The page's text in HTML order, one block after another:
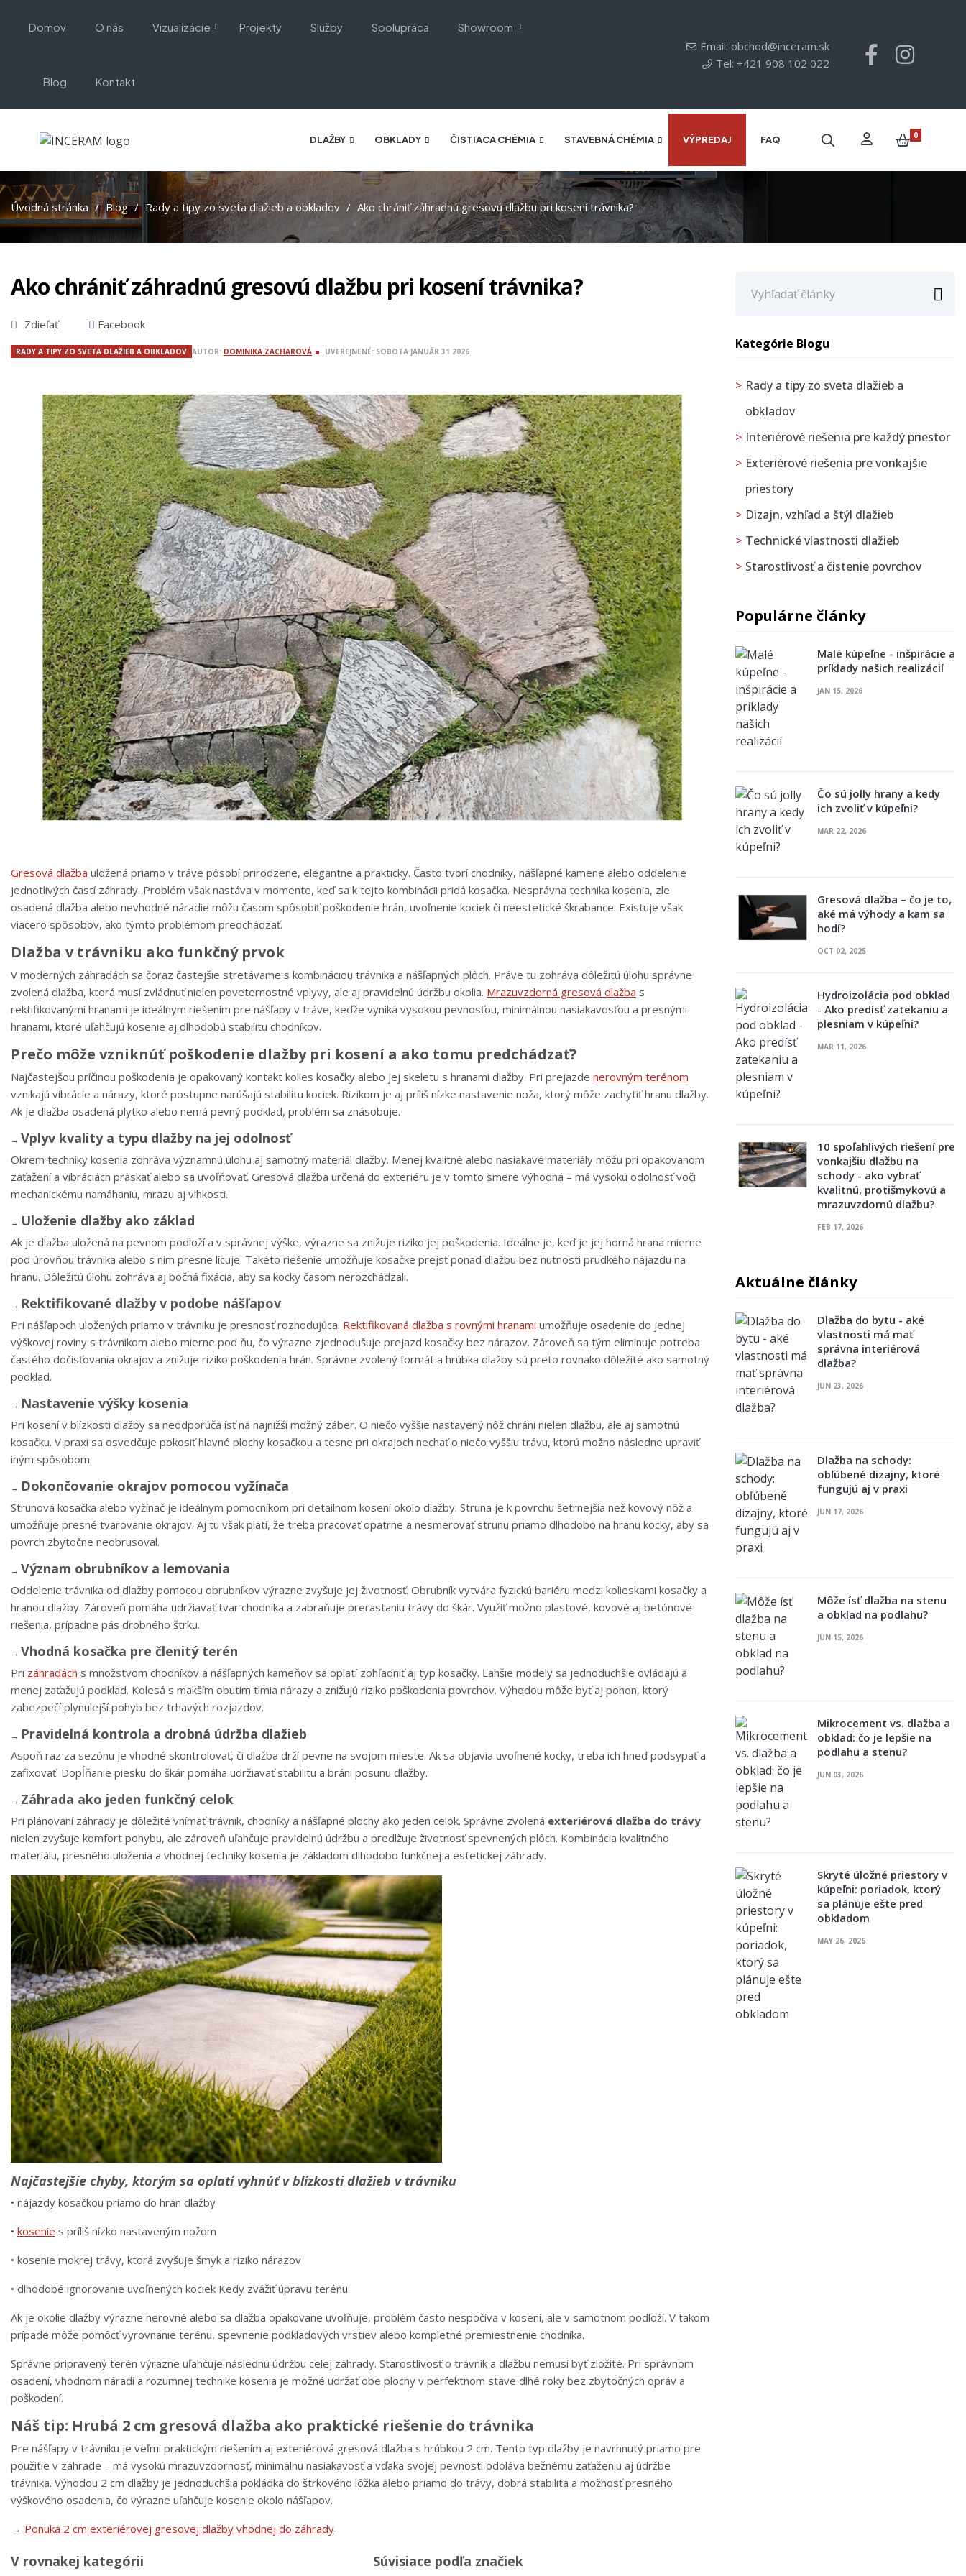
Domov O nás Vizualizácie Projekty Služby Spolupráca Showroom
Blog Kontakt
Email: obchod@inceram.sk
Tel: +421 908 102 022
DLAŽBY OBKLADY ČISTIACA CHÉMIA STAVEBNÁ CHÉMIA VÝPREDAJ FAQ 0
Úvodná stránka Blog Rady a tipy zo sveta dlažieb a obkladov Ako chrániť záhradnú gresovú dlažbu pri kosení trávnika?
Ako chrániť záhradnú gresovú dlažbu pri kosení trávnika?
Zdieľať Facebook
AUTOR: DOMINIKA ZACHAROVÁ
RADY A TIPY ZO SVETA DLAŽIEB A OBKLADOV UVEREJNENÉ: SOBOTA JANUÁR 31 2026
Gresová dlažba uložená priamo v tráve pôsobí prirodzene, elegantne a prakticky. Často tvorí chodníky, nášľapné kamene alebo oddelenie
jednotlivých častí záhrady. Problém však nastáva v momente, keď sa k tejto kombinácii pridá kosačka. Nesprávna technika kosenia, zle
osadená dlažba alebo nevhodné náradie môžu časom spôsobiť poškodenie hrán, uvoľnenie kociek či neestetické škrabance. Existuje však
viacero spôsobov, ako týmto problémom predchádzať.
Dlažba v trávniku ako funkčný prvok
V moderných záhradách sa čoraz častejšie stretávame s kombináciou trávnika a nášľapných plôch. Práve tu zohráva dôležitú úlohu správne
zvolená dlažba, ktorá musí zvládnuť nielen poveternostné vplyvy, ale aj pravidelnú údržbu okolia. Mrazuvzdorná gresová dlažba s
rektifikovanými hranami je ideálnym riešením pre nášľapy v tráve, keďže vyniká vysokou pevnosťou, minimálnou nasiakavosťou a presnými
hranami, ktoré uľahčujú kosenie aj dlhodobú stabilitu chodníkov.
Prečo môže vzniknúť poškodenie dlažby pri kosení a ako tomu predchádzať?
Najčastejšou príčinou poškodenia je opakovaný kontakt kolies kosačky alebo jej skeletu s hranami dlažby. Pri prejazde nerovným terénom
vznikajú vibrácie a nárazy, ktoré postupne narúšajú stabilitu kociek. Rizikom je aj príliš nízke nastavenie noža, ktorý môže zachytiť hranu dlažby.
Ak je dlažba osadená plytko alebo nemá pevný podklad, problém sa znásobuje.
→ Vplyv kvality a typu dlažby na jej odolnosť
Okrem techniky kosenia zohráva významnú úlohu aj samotný materiál dlažby. Menej kvalitné alebo nasiakavé materiály môžu pri opakovanom
zaťažení a vibráciách praskať alebo sa uvoľňovať. Gresová dlažba určená do exteriéru je v tomto smere výhodná – má vysokú odolnosť voči
mechanickému namáhaniu, mrazu aj vlhkosti.
→ Uloženie dlažby ako základ
Ak je dlažba uložená na pevnom podloží a v správnej výške, výrazne sa znižuje riziko jej poškodenia. Ideálne je, keď je jej horná hrana mierne
pod úrovňou trávnika alebo s ním presne lícuje. Takéto riešenie umožňuje kosačke prejsť ponad dlažbu bez nutnosti prudkého nájazdu na
hranu. Dôležitú úlohu zohráva aj bočná fixácia, aby sa kocky časom nerozchádzali.
→ Rektifikované dlažby v podobe nášľapov
Pri nášľapoch uložených priamo v trávniku je presnosť rozhodujúca. Rektifikovaná dlažba s rovnými hranami umožňuje osadenie do jednej
výškovej roviny s trávnikom alebo mierne pod ňu, čo výrazne zjednodušuje prejazd kosačky bez nárazov. Zároveň sa tým eliminuje potreba
častého dočisťovania okrajov a znižuje riziko poškodenia hrán. Správne zvolený formát a hrúbka dlažby sú preto rovnako dôležité ako samotný
podklad.
→ Nastavenie výšky kosenia
Pri kosení v blízkosti dlažby sa neodporúča ísť na najnižší možný záber. O niečo vyššie nastavený nôž chráni nielen dlažbu, ale aj samotnú
kosačku. V praxi sa osvedčuje pokosiť hlavné plochy kosačkou a tesne pri okrajoch nechať o niečo vyššiu trávu, ktorú možno následne upraviť
iným spôsobom.
→ Dokončovanie okrajov pomocou vyžínača
Strunová kosačka alebo vyžínač je ideálnym pomocníkom pri detailnom kosení okolo dlažby. Struna je k povrchu šetrnejšia než kovový nôž a
umožňuje presné tvarovanie okrajov. Aj tu však platí, že treba pracovať opatrne a nesmerovať strunu priamo dlhodobo na hranu kocky, aby sa
povrch zbytočne neobrusoval.
→ Význam obrubníkov a lemovania
Oddelenie trávnika od dlažby pomocou obrubníkov výrazne zvyšuje jej životnosť. Obrubník vytvára fyzickú bariéru medzi kolieskami kosačky a
hranou dlažby. Zároveň pomáha udržiavať tvar chodníka a zabraňuje prerastaniu trávy do škár. Využiť možno plastové, kovové aj betónové
riešenia, prípadne pás drobného štrku.
→ Vhodná kosačka pre členitý terén
Pri záhradách s množstvom chodníkov a nášľapných kameňov sa oplatí zohľadniť aj typ kosačky. Ľahšie modely sa jednoduchšie ovládajú a
menej zaťažujú podklad. Kolesá s mäkším obutím tlmia nárazy a znižujú riziko poškodenia povrchov. Výhodou môže byť aj pohon, ktorý
zabezpečí plynulejší pohyb bez trhavých rozjazdov.
→ Pravidelná kontrola a drobná údržba dlažieb
Aspoň raz za sezónu je vhodné skontrolovať, či dlažba drží pevne na svojom mieste. Ak sa objavia uvoľnené kocky, treba ich hneď podsypať a
zafixovať. Dopĺňanie piesku do škár pomáha udržiavať stabilitu a bráni posunu dlažby.
→ Záhrada ako jeden funkčný celok
Pri plánovaní záhrady je dôležité vnímať trávnik, chodníky a nášľapné plochy ako jeden celok. Správne zvolená exteriérová dlažba do trávy
nielen zvyšuje komfort pohybu, ale zároveň uľahčuje pravidelnú údržbu a predlžuje životnosť spevnených plôch. Kombinácia kvalitného
materiálu, presného uloženia a vhodnej techniky kosenia je základom dlhodobo funkčnej a estetickej záhrady.
Najčastejšie chyby, ktorým sa oplatí vyhnúť v blízkosti dlažieb v trávniku
• nájazdy kosačkou priamo do hrán dlažby
• kosenie s príliš nízko nastaveným nožom
• kosenie mokrej trávy, ktorá zvyšuje šmyk a riziko nárazov
• dlhodobé ignorovanie uvoľnených kociek Kedy zvážiť úpravu terénu
Ak je okolie dlažby výrazne nerovné alebo sa dlažba opakovane uvoľňuje, problém často nespočíva v kosení, ale v samotnom podloží. V takom
prípade môže pomôcť vyrovnanie terénu, spevnenie podkladových vrstiev alebo kompletné premiestnenie chodníka.
Správne pripravený terén výrazne uľahčuje následnú údržbu celej záhrady. Starostlivosť o trávnik a dlažbu nemusí byť zložité. Pri správnom
osadení, vhodnom náradí a rozumnej technike kosenia je možné udržať obe plochy v perfektnom stave dlhé roky bez zbytočných opráv a
poškodení.
Náš tip: Hrubá 2 cm gresová dlažba ako praktické riešenie do trávnika
Pre nášľapy v trávniku je veľmi praktickým riešením aj exteriérová gresová dlažba s hrúbkou 2 cm. Tento typ dlažby je navrhnutý priamo pre
použitie v záhrade – má vysokú mrazuvzdornosť, minimálnu nasiakavosť a vďaka svojej pevnosti odoláva bežnému zaťaženiu aj údržbe
trávnika. Výhodou 2 cm dlažby je jednoduchšia pokládka do štrkového lôžka alebo priamo do trávy, dobrá stabilita a možnosť presného
výškového osadenia, čo výrazne uľahčuje kosenie okolo nášľapov.
→ Ponuka 2 cm exteriérovej gresovej dlažby vhodnej do záhrady
V rovnakej kategórii Súvisiace podľa značiek

Kategórie Blogu
Rady a tipy zo sveta dlažieb a
obkladov
Interiérové riešenia pre každý priestor
Exteriérové riešenia pre vonkajšie
priestory
Dizajn, vzhľad a štýl dlažieb
Technické vlastnosti dlažieb
Starostlivosť a čistenie povrchov
Populárne články
Malé kúpeľne - inšpirácie a
príklady našich realizácií
JAN 15, 2026
Čo sú jolly hrany a kedy
ich zvoliť v kúpeľni?
MAR 22, 2026
Gresová dlažba – čo je to,
aké má výhody a kam sa
hodí?
OCT 02, 2025
Hydroizolácia pod obklad
- Ako predísť zatekaniu a
plesniam v kúpeľni?
MAR 11, 2026
10 spoľahlivých riešení pre
vonkajšiu dlažbu na
schody - ako vybrať
kvalitnú, protišmykovú a
mrazuvzdornú dlažbu?
FEB 17, 2026
Aktuálne články
Dlažba do bytu - aké
vlastnosti má mať
správna interiérová
dlažba?
JUN 23, 2026
Dlažba na schody:
obľúbené dizajny, ktoré
fungujú aj v praxi
JUN 17, 2026
Môže ísť dlažba na stenu
a obklad na podlahu?
JUN 15, 2026
Mikrocement vs. dlažba a
obklad: čo je lepšie na
podlahu a stenu?
JUN 03, 2026
Skryté úložné priestory v
kúpeľni: poriadok, ktorý
sa plánuje ešte pred
obkladom
MAY 26, 2026